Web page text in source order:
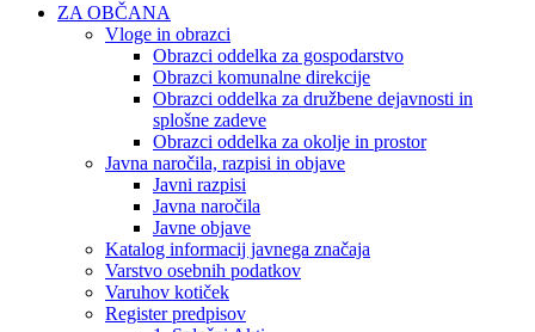
ZA OBČANA
Vloge in obrazci
Obrazci oddelka za gospodarstvo
Obrazci komunalne direkcije
Obrazci oddelka za družbene dejavnosti in
splošne zadeve
Obrazci oddelka za okolje in prostor
Javna naročila, razpisi in objave
Javni razpisi
Javna naročila
Javne objave
Katalog informacij javnega značaja
Varstvo osebnih podatkov
Varuhov kotiček
Register predpisov